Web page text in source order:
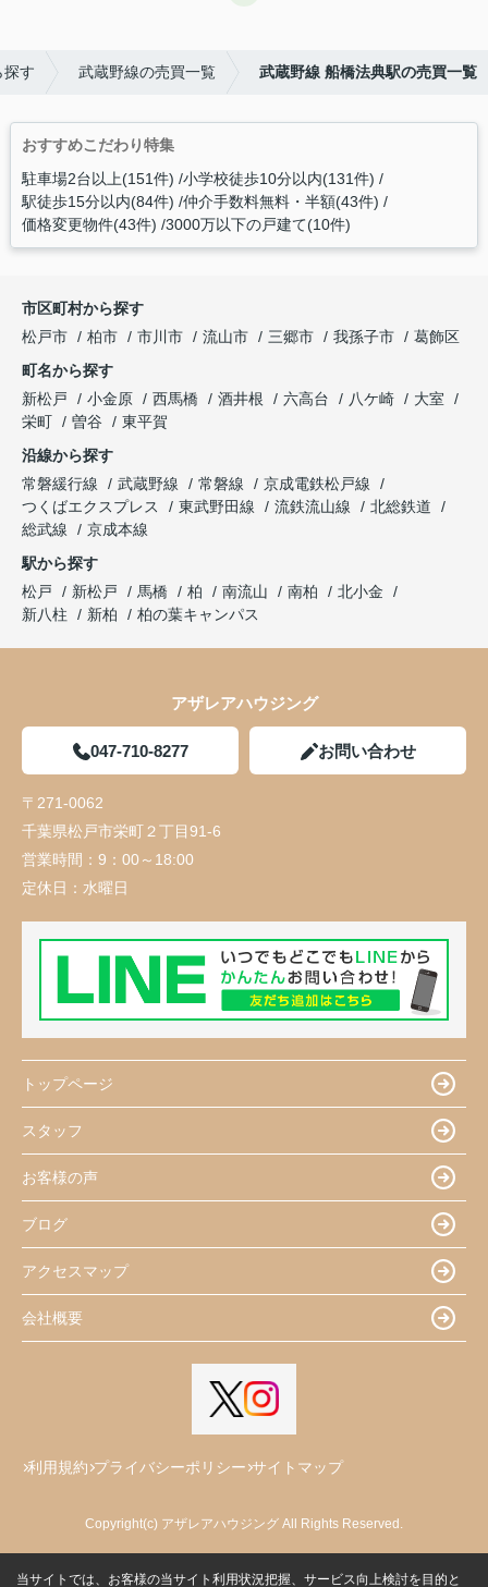
探す 武蔵野線の売買一覧 武蔵野線 船橋法典駅の売買一覧
おすすめこだわり特集
駐車場2台以上(151件) 小学校徒歩10分以内(131件)
駅徒歩15分以内(84件) 仲介手数料無料・半額(43件)
価格変更物件(43件) 3000万以下の戸建て(10件)
市区町村から探す
松戸市
柏市 市川市 流山市 三郷市 我孫子市
葛飾区
町名から探す
新松戸
小金原 西馬橋 酒井根 六高台 八ケ崎
大室
栄町
曽谷
東平賀
沿線から探す
常磐緩行線
武蔵野線 常磐線
京成電鉄松戸線
つくばエクスプレス
東武野田線 流鉄流山線
北総鉄道
総武線
京成本線
駅から探す
松戸
新松戸 馬橋 柏 南流山 南柏
北小金
新八柱
新柏 柏の葉キャンパス
アザレアハウジング
047-710-8277 お問い合わせ
〒271-0062
千葉県松戸市栄町２丁目91-6
営業時間： 9：00～18:00
定休日： 水曜日
トップページ
スタッフ
お客様の声
ブログ
アクセスマップ
会社概要
利用規約 プライバシーポリシー サイトマップ
Copyright(c) アザレアハウジング All Rights Reserved.
当サイトでは、お客様の当サイト利用状況把握、サービス向上検討を目的と